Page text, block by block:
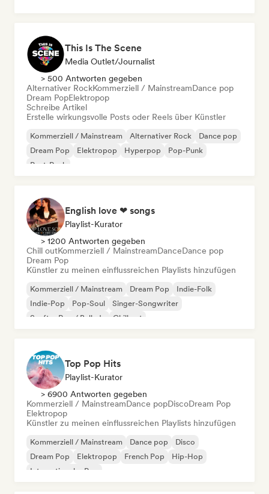
This Is The Scene
Media Outlet/Journalist
> 500 Antworten gegeben
Alternativer RockKommerziell / MainstreamDance pop
Dream PopElektropop
Schreibe Artikel
Erstelle wirkungsvolle Posts oder Reels über Künstler
Kommerziell / Mainstream Alternativer Rock
Dance pop
Dream Pop
Elektropop Hyperpop
Pop-Punk
Post-Punk
English love ❤ songs
Playlist-Kurator
> 1200 Antworten gegeben
Chill outKommerziell / MainstreamDanceDance pop
Dream Pop
Künstler zu meinen einflussreichen Playlists hinzufügen
Kommerziell / Mainstream Dream Pop
Indie-Folk
Indie-Pop
Pop-Soul
Singer-Songwriter
Sanfter Pop / Ballade
Chill out
Top Pop Hits
Playlist-Kurator
> 6900 Antworten gegeben
Kommerziell / MainstreamDance popDiscoDream Pop
Elektropop
Künstler zu meinen einflussreichen Playlists hinzufügen
Kommerziell / Mainstream Dance pop
Disco
Dream Pop
Elektropop French Pop
Hip-Hop
Internationaler Pop